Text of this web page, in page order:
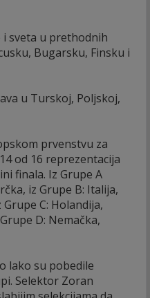
sveta u prethodnih
Bugarsku, Finsku i
u Turskoj, Poljskoj,
prvenstvu za
od 16 reprezentacija
finala. Iz Grupe A
iz Grupe B: Italija,
C: Holandija,
D: Nemačka,
lako su pobedile
Selektor Zoran